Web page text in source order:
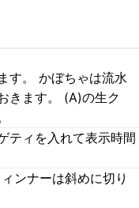
す。 かぼちゃは流水
きます。 (A)の生ク
ティを入れて表示時間
ンナーは斜めに切り